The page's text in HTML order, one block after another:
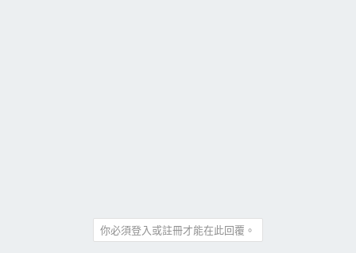
你必須登入或註冊才能在此回覆。